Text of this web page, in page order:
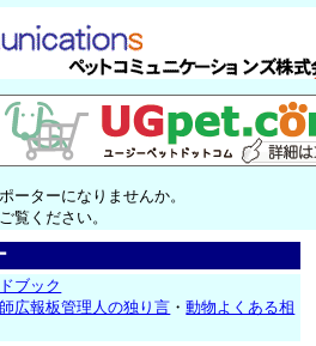
ーターになりませんか。
覧ください。
ブック
広報板管理人の独り言 ・動物よくある相